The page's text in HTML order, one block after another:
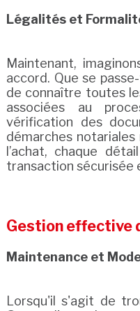
Légalités et
Maintenant,
accord. Que se
de connaître toutes
associées au
vérification des
démarches
l’achat, chaque
transaction sécurisée
Gestion effective
Maintenance et
Lorsqu'il s'agit de